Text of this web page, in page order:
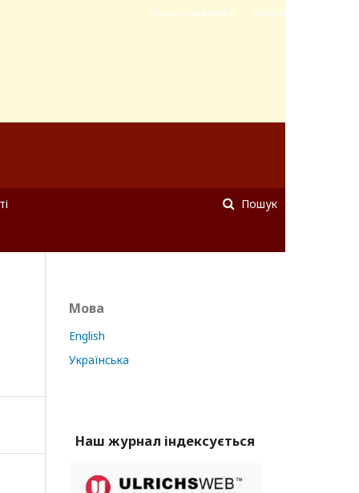
Пошук
Зареєструватися Увійти
Мова
English
Українська
Наш журнал індексується